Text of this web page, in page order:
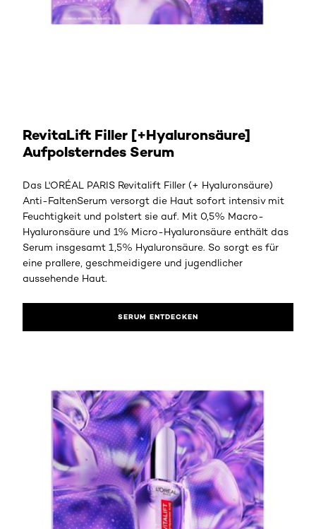
RevitaLift Filler [+Hyaluronsäure]
Aufpolsterndes Serum
Das L'ORÉAL PARIS Revitalift Filler (+ Hyaluronsäure)
Anti-FaltenSerum versorgt die Haut sofort intensiv mit
Feuchtigkeit und polstert sie auf. Mit 0,5% Macro-
Hyaluronsäure und 1% Micro-Hyaluronsäure enthält das
Serum insgesamt 1,5% Hyaluronsäure. So sorgt es für
eine prallere, geschmeidigere und jugendlicher
aussehende Haut.
SERUM ENTDECKEN